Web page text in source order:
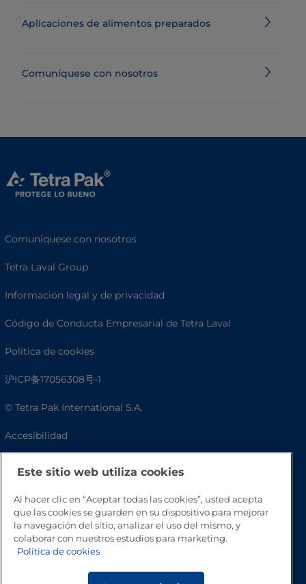
Aplicaciones de alimentos preparados
Comuníquese con nosotros
Comuníquese con nosotros
Tetra Laval Group
Información legal y de privacidad
Código de Conducta Empresarial de Tetra Laval
Política de cookies
沪ICP备17056308号-1
© Tetra Pak International S.A.
Accesibilidad
Este sitio web utiliza cookies
Al hacer clic en “Aceptar todas las cookies”, usted acepta
que las cookies se guarden en su dispositivo para mejorar
la navegación del sitio, analizar el uso del mismo, y
colaborar con nuestros estudios para marketing.
Política de cookies